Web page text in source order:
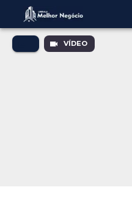
VÍDEO